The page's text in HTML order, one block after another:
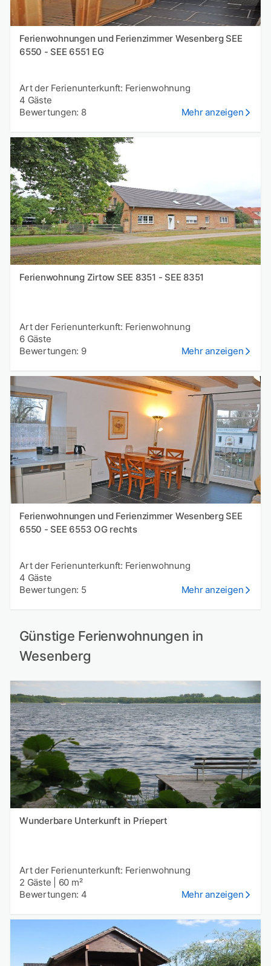
Ferienwohnungen und Ferienzimmer Wesenberg SEE
6550 - SEE 6551 EG
Art der Ferienunterkunft: Ferienwohnung
4 Gäste
Bewertungen: 8
Mehr anzeigen
Ferienwohnung Zirtow SEE 8351 - SEE 8351
Art der Ferienunterkunft: Ferienwohnung
6 Gäste
Bewertungen: 9
Mehr anzeigen
Ferienwohnungen und Ferienzimmer Wesenberg SEE
6550 - SEE 6553 OG rechts
Art der Ferienunterkunft: Ferienwohnung
4 Gäste
Bewertungen: 5
Mehr anzeigen
Günstige Ferienwohnungen in
Wesenberg
Wunderbare Unterkunft in Priepert
Art der Ferienunterkunft: Ferienwohnung
2 Gäste
60 m²
Bewertungen: 4
Mehr anzeigen